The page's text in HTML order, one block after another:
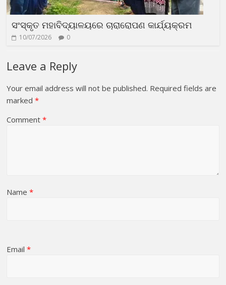
ସଂସ୍କୃତ ମହାବିଦ୍ୟାଳୟରେ ଚାରାରୋପଣ କାର୍ଯ୍ୟକ୍ରମ
10/07/2026 0
Leave a Reply
Your email address will not be published. Required fields are
marked*
Comment*
Name*
Email*